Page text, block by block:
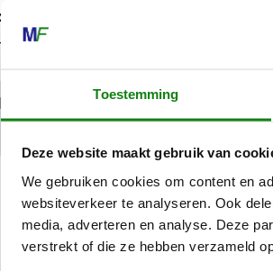
Toestemming
Deze website maakt gebruik van
We gebruiken cookies om content en
websiteverkeer te analyseren. Ook
media, adverteren en analyse. Deze
verstrekt of die ze hebben verzameld